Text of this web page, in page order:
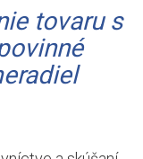
tovaru s